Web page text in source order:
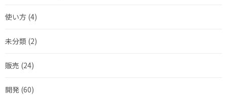
使い方 (4)
未分類 (2)
販売 (24)
開発 (60)